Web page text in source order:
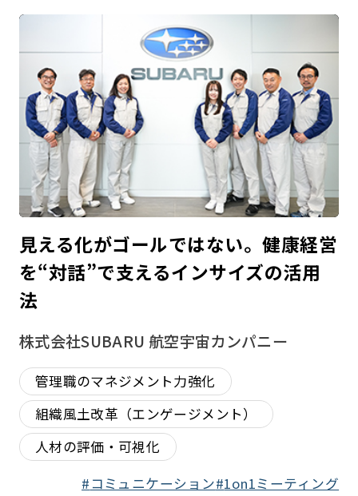
見える化がゴールではない。健康経営
を“対話”で支えるインサイズの活用
法
株式会社SUBARU 航空宇宙カンパニー
管理職のマネジメント力強化
組織風土改革（エンゲージメント）
人材の評価・可視化
コミュニケーション 1on1ミーティング